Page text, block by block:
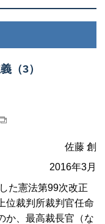
（3）
佐藤 創
2016年3月
た憲法第99次改正
位裁判所裁判官任命
か、最高裁長官（な